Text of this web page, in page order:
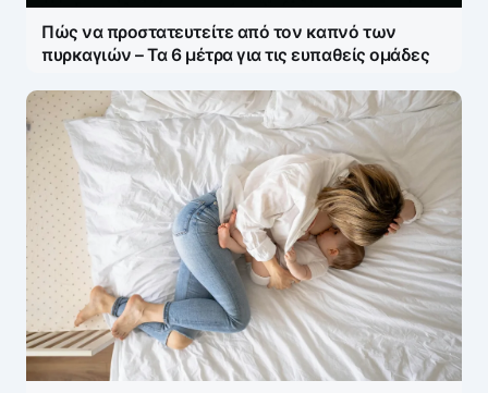
Πώς να προστατευτείτε από τον καπνό των
πυρκαγιών – Τα 6 μέτρα για τις ευπαθείς ομάδες